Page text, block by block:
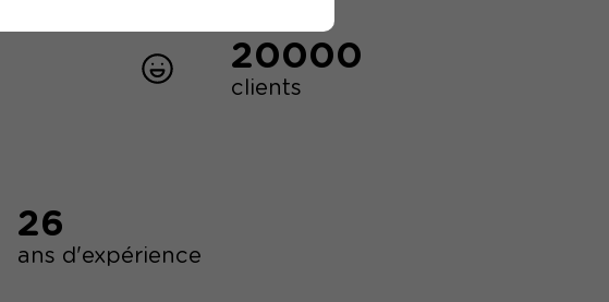
20000
clients
26
ans d'expérience